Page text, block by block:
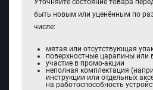
Уточняйте состояние товара
быть новым или уценённым по
числе:
мятая или отсутствующая
поверхностные царапины или
участие в промо-акции
неполная комплектация
инструкции или отдельных
на работоспособность